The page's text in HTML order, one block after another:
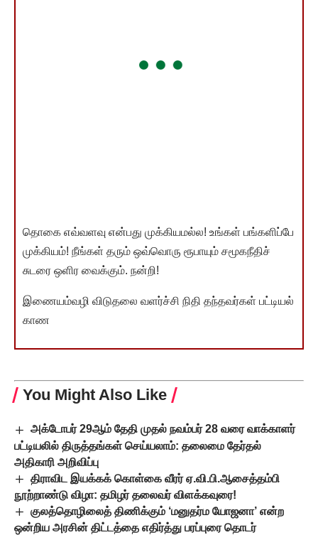
தொகை எவ்வளவு என்பது முக்கியமல்ல! உங்கள் பங்களிப்பே
முக்கியம்! நீங்கள் தரும் ஒவ்வொரு ரூபாயும் சமூகநீதிச்
சுடரை ஒளிர வைக்கும். நன்றி!
இணையம்வழி விடுதலை வளர்ச்சி நிதி தந்தவர்கள் பட்டியல்
காண
You Might Also Like
அக்டோபர் 29ஆம் தேதி முதல் நவம்பர் 28 வரை வாக்காளர்
பட்டியலில் திருத்தங்கள் செய்யலாம்: தலைமை தேர்தல்
அதிகாரி அறிவிப்பு
திராவிட இயக்கக் கொள்கை வீரர் ஏ.வி.பி.ஆசைத்தம்பி
நூற்றாண்டு விழா: தமிழர் தலைவர் விளக்கவுரை!
குலத்தொழிலைத் திணிக்கும் ‘மனுதர்ம யோஜனா’ என்ற
ஒன்றிய அரசின் திட்டத்தை எதிர்த்து பரப்புரை தொடர்